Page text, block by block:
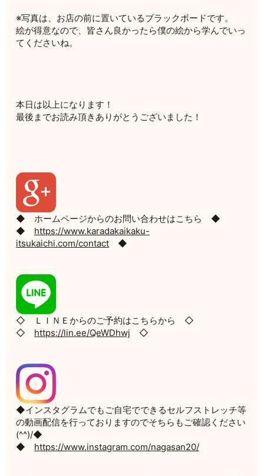
※写真は、お店の前に置いているブラックボードです。
絵が得意なので、皆さん良かったら僕の絵から学んでいっ
てくださいね。
本日は以上になります！
最後までお読み頂きありがとうございました！
◆ ホームページからのお問い合わせはこちら ◆
◆ https://www.karadakaikaku-
itsukaichi.com/contact ◆
◇ ＬＩＮＥからのご予約はこちらから ◇
◇ https://lin.ee/QeWDhwj ◇
◆インスタグラムでもご自宅でできるセルフストレッチ等
の動画配信を行っておりますのでそちらもご確認ください
(^^)/◆
◆ https://www.instagram.com/nagasan20/